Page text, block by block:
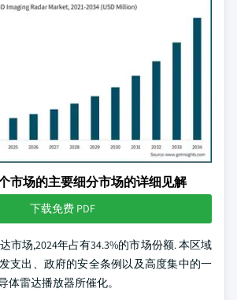
市场的主要细分市场的详细见解
下载免费 PDF
市场,2024年占有34.3%的市场份额. 本区域
支出、政府的安全条例以及高度集中的一
体雷达播放器所催化。